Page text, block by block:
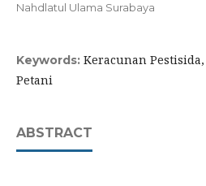
Nahdlatul Ulama Surabaya
Keywords: Keracunan
Petani
ABSTRACT